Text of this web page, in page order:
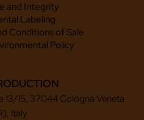
and Integrity
Labeling
Conditions of Sale
Policy
13/15, 37044 Cologna Veneta
Italy